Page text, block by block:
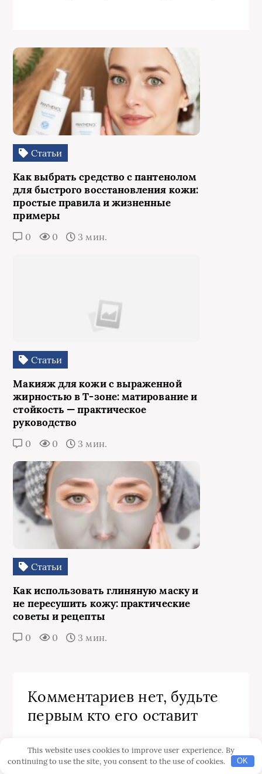
Статьи
Как выбрать средство с пантенолом
для быстрого восстановления кожи:
простые правила и жизненные
примеры
0 0 3 мин.
Статьи
Макияж для кожи с выраженной
жирностью в Т‑зоне: матирование и
стойкость — практическое
руководство
0 0 3 мин.
Статьи
Как использовать глиняную маску и
не пересушить кожу: практические
советы и рецепты
0 0 3 мин.
Комментариев нет, будьте
первым кто его оставит
Комментарии закрыты.
This website uses cookies to improve user experience. By
continuing to use the site, you consent to the use of cookies.
OK